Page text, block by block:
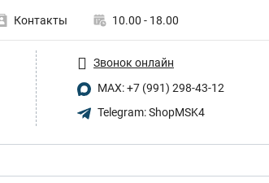
Контакты 10.00 - 18.00
Звонок онлайн
MAX: +7 (991) 298-43-12
Telegram: ShopMSK4